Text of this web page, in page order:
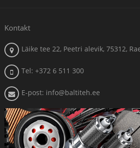
Kontakt
Läike tee 22, Peetri alevik, 75312,
Tel: +372 6 511 300
E-post: info@baltiteh.ee